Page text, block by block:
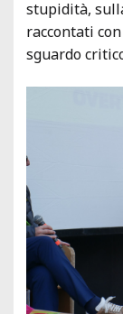
stupidità,
raccontati
sguardo